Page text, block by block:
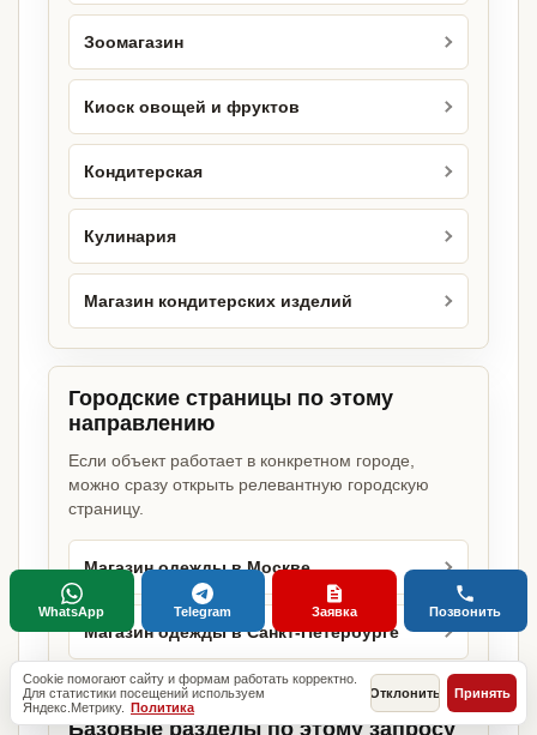
Зоомагазин
Киоск овощей и фруктов
Кондитерская
Кулинария
Магазин кондитерских изделий
Городские страницы по этому
направлению
Если объект работает в конкретном городе,
можно сразу открыть релевантную городскую
страницу.
Магазин одежды в Москве
Магазин одежды в Санкт-Петербурге
Базовые разделы по этому запросу
Cookie помогают сайту и формам работать корректно.
Для статистики посещений используем
Яндекс.Метрику. Политика
Отклонить Принять
WhatsApp Telegram Заявка Позвонить